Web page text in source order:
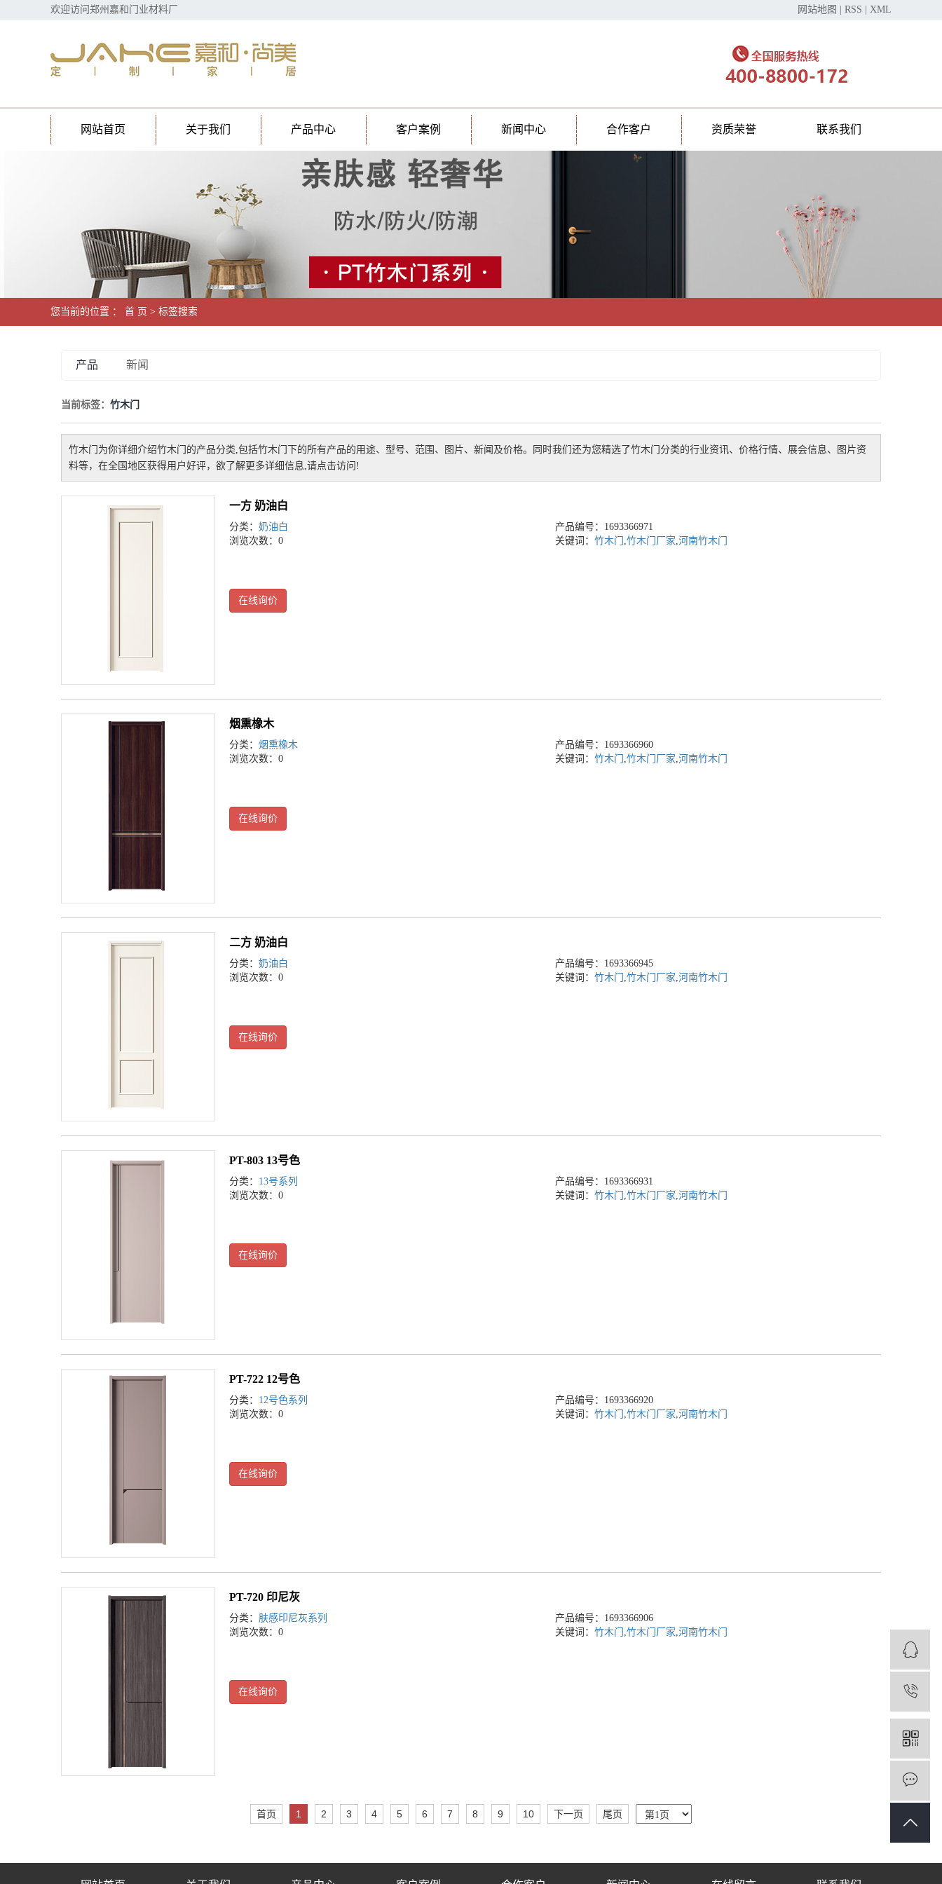
欢迎访问郑州嘉和门业材料厂 网站地图 RSS XML
网站首页 关于我们 产品中心 客户案例 新闻中心 合作客户 资质荣誉 联系我们
您当前的位置 ： 首 页 > 标签搜索
产品 新闻
当前标签： 竹木门
竹木门 为你详细介绍竹木门 的产品分类,包括竹木门 下的所有产品的用途、型号、范围、图片、新闻及价格。同时我们还为您精选了竹木门 分类的行业资讯、价格行情、展会信息、图片资
料等，在全国地区获得用户好评，欲了解更多详细信息,请点击访问!
一方 奶油白
分类： 奶油白
产品编号：1693366971
浏览次数：0
关键词： 竹木门 ,竹木门厂家,河南竹木门
在线询价
烟熏橡木
分类： 烟熏橡木
产品编号：1693366960
浏览次数：0
关键词： 竹木门 ,竹木门厂家,河南竹木门
在线询价
二方 奶油白
分类： 奶油白
产品编号：1693366945
浏览次数：0
关键词： 竹木门 竹木门厂家 河南竹木门
在线询价
PT-803 13号色
分类： 13号系列
产品编号：1693366931
浏览次数：0
关键词： 竹木门 ,竹木门厂家,河南竹木门
在线询价
PT-722 12号色
分类： 12号色系列
产品编号：1693366920
浏览次数：0
关键词： 竹木门 竹木门厂家 河南竹木门
在线询价
PT-720 印尼灰
分类： 肤感印尼灰系列
产品编号：1693366906
浏览次数：0
关键词： 竹木门 ,竹木门厂家,河南竹木门
在线询价
首页 1 2 3 4 5 6 7 8 9 10 下一页 尾页